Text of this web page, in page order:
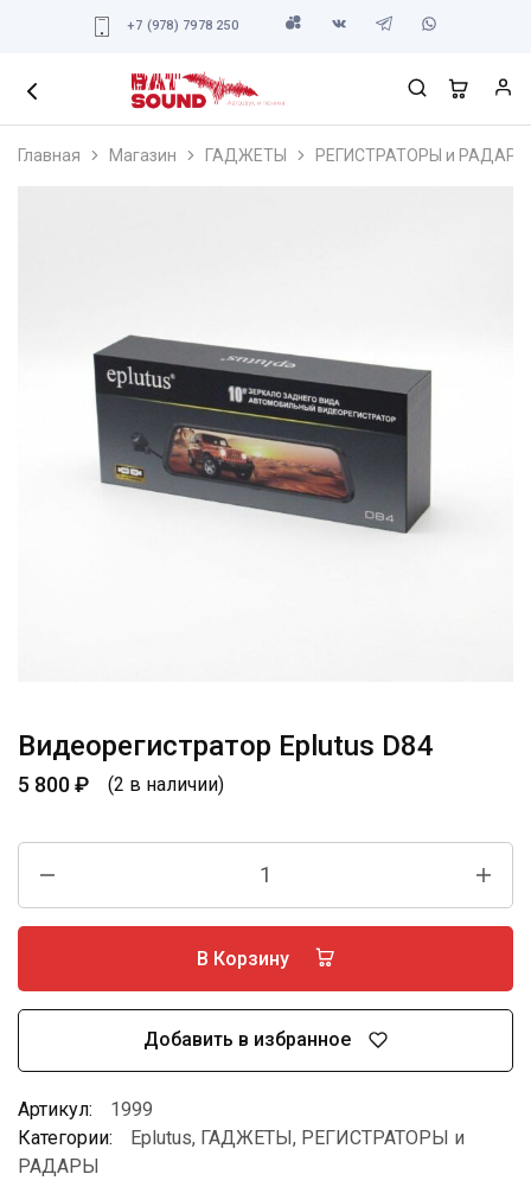
+7 (978) 7978 250
Главная Магазин ГАДЖЕТЫ РЕГИСТРАТОРЫ и РАДАРЫ
Видеорегистратор Eplutus D84
5 800₽ (2 в наличии)
В Корзину
Добавить в избранное
Артикул:
1999
Категории:
Eplutus, ГАДЖЕТЫ, РЕГИСТРАТОРЫ и
РАДАРЫ